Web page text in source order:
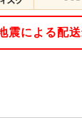
震による配